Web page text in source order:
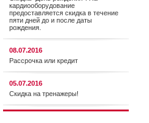
кардиооборудование
предоставляется cкидка в течение
пяти дней до и после даты
рождения.
08.07.2016
Рассрочка или кредит
05.07.2016
Скидка на тренажеры!